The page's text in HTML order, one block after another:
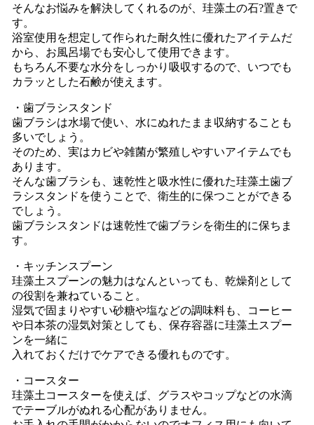
そんなお悩みを解決してくれるのが、珪藻土の石?置きで
す。
浴室使用を想定して作られた耐久性に優れたアイテムだ
から、お風呂場でも安心して使用できます。
もちろん不要な水分をしっかり吸収するので、いつでも
カラッとした石鹸が使えます。
・歯ブラシスタンド
歯ブラシは水場で使い、水にぬれたまま収納することも
多いでしょう。
そのため、実はカビや雑菌が繁殖しやすいアイテムでも
あります。
そんな歯ブラシも、速乾性と吸水性に優れた珪藻土歯ブ
ラシスタンドを使うことで、衛生的に保つことができる
でしょう。
歯ブラシスタンドは速乾性で歯ブラシを衛生的に保ちま
す。
・キッチンスプーン
珪藻土スプーンの魅力はなんといっても、乾燥剤として
の役割を兼ねていること。
湿気で固まりやすい砂糖や塩などの調味料も、コーヒー
や日本茶の湿気対策としても、保存容器に珪藻土スプー
ンを一緒に
入れておくだけでケアできる優れものです。
・コースター
珪藻土コースターを使えば、グラスやコップなどの水滴
でテーブルがぬれる心配がありません。